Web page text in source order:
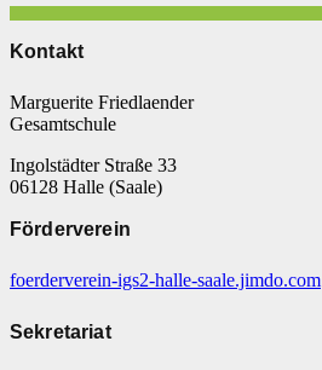
Kontakt
Marguerite Friedlaender
Gesamtschule
Ingolstädter Straße 33
06128 Halle (Saale)
Förderverein
foerderverein-igs2-halle-saale.jimdo.com
Sekretariat